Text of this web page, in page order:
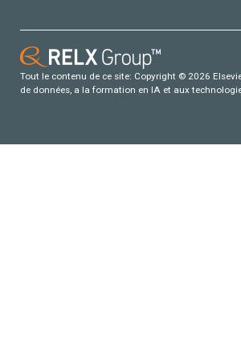
Tout le contenu de ce site: Copyright © 2026
de données, a la formation en IA et aux